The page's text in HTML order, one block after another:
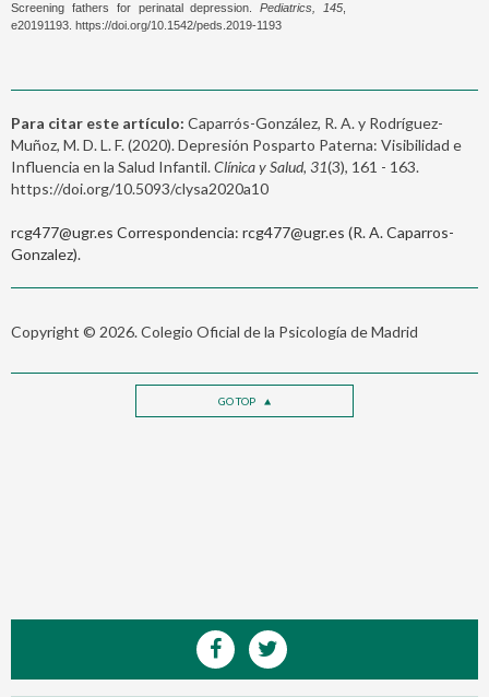
Screening fathers for perinatal depression.Pediatrics, 145,
e20191193. https://doi.org/10.1542/peds.2019-1193
Para citar este artículo: Caparrós-González, R. A. y Rodríguez-
Muñoz, M. D. L. F. (2020). Depresión Posparto Paterna: Visibilidad e
Influencia en la Salud Infantil.Clínica y Salud, 31(3), 161 - 163.
https://doi.org/10.5093/clysa2020a10
rcg477@ugr.es Correspondencia: rcg477@ugr.es (R. A. Caparros-
Gonzalez).
Copyright © 2026. Colegio Oficial de la Psicología de Madrid
GO TOP